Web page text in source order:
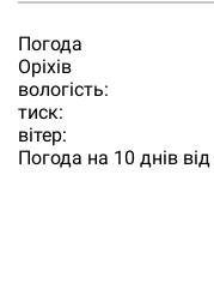
Погода
Орiхiв
вологість:
тиск:
вітер:
Погода на 10 днів від